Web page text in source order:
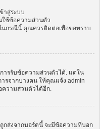
าสู่ระบบ
ใช้ข้อความส่วนตัว
กรณีนี้ คุณควรติดต่อเพื่อขอทราบ
ารรับข้อความส่วนตัวได้. แต่ใน
รจากบางคน ให้คุณแจ้ง admin
ความส่วนตัวได้อีก.
กส่งจากบอร์ดนี้ จะมีข้อความที่บอก